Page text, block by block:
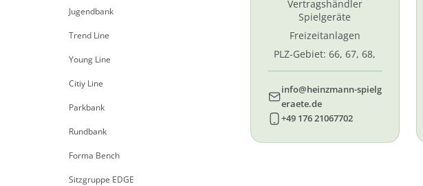
Jugendbank
Trend Line
Young Line
Citiy Line
Parkbank
Rundbank
Forma Bench
Sitzgruppe EDGE
Vertragshändler
Spielgeräte
Freizeitanlagen
PLZ-Gebiet: 66, 67, 68,
info@heinzmann-spielg
eraete.de
+49 176 21067702